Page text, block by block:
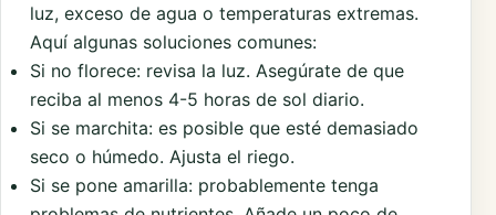
luz, exceso de agua o temperaturas extremas.
Aquí algunas soluciones comunes:
Si no florece: revisa la luz. Asegúrate de que
reciba al menos 4-5 horas de sol diario.
Si se marchita: es posible que esté demasiado
seco o húmedo. Ajusta el riego.
Si se pone amarilla: probablemente tenga